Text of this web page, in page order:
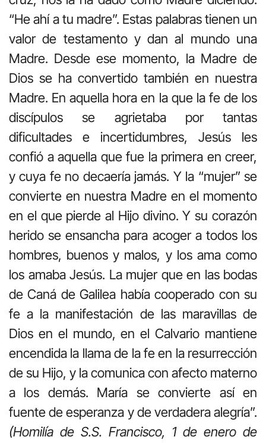
“He ahí a tu madre”. Estas palabras tienen un
valor de testamento y dan al mundo una
Madre. Desde ese momento, la Madre de
Dios se ha convertido también en nuestra
Madre. En aquella hora en la que la fe de los
discípulos se agrietaba por tantas
dificultades e incertidumbres, Jesús les
confió a aquella que fue la primera en creer,
y cuya fe no decaería jamás. Y la “mujer” se
convierte en nuestra Madre en el momento
en el que pierde al Hijo divino. Y su corazón
herido se ensancha para acoger a todos los
hombres, buenos y malos, y los ama como
los amaba Jesús. La mujer que en las bodas
de Caná de Galilea había cooperado con su
fe a la manifestación de las maravillas de
Dios en el mundo, en el Calvario mantiene
encendida la llama de la fe en la resurrección
de su Hijo, y la comunica con afecto materno
a los demás. María se convierte así en
fuente de esperanza y de verdadera alegría”.
(Homilía de S.S. Francisco, 1 de enero de